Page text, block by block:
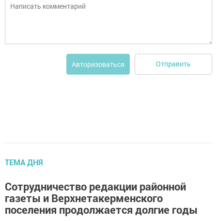
Авторизоваться Отправить
ТЕМА ДНЯ
Сотрудничество редакции районной
газеты и Верхнетакерменского
поселения продолжается долгие годы